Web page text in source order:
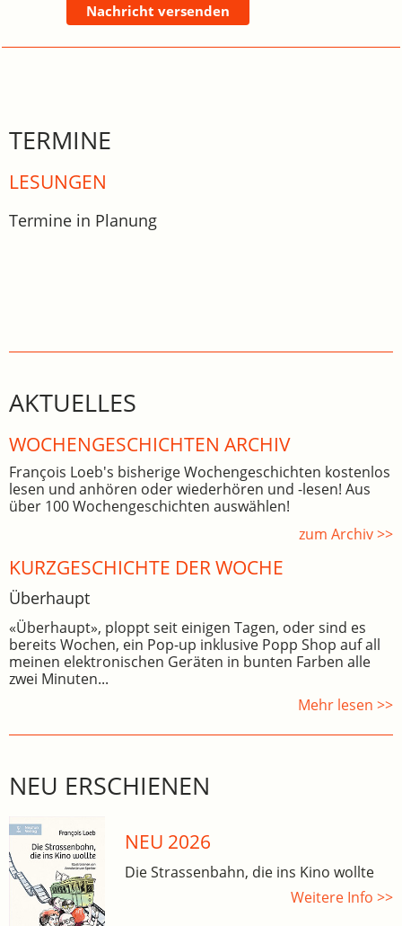
Nachricht versenden
TERMINE
LESUNGEN
Termine in Planung
AKTUELLES
WOCHEN­GE­SCHICHTEN ARCHIV
François Loeb's bisherige Wochengeschichten kostenlos
lesen und anhören oder wiederhören und -lesen! Aus
über 100 Wochengeschichten auswählen!
zum Archiv >>
KURZGESCHICHTE DER WOCHE
Überhaupt
«Überhaupt», ploppt seit einigen Tagen, oder sind es
bereits Wochen, ein Pop-up inklusive Popp Shop auf all
meinen elektronischen Geräten in bunten Farben alle
zwei Minuten...
Mehr lesen >>
NEU ERSCHIENEN
NEU 2026
Die Strassenbahn, die ins Kino wollte
Weitere Info >>